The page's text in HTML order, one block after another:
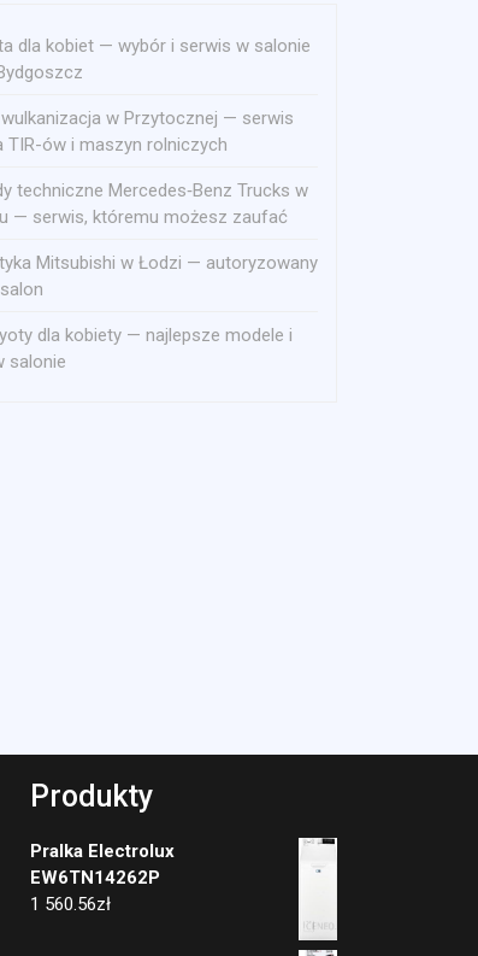
dla kobiet — wybór i serwis w salonie
w Przytocznej — serwis
TIR-ów i maszyn rolniczych
techniczne Mercedes‑Benz Trucks w
— serwis, któremu możesz zaufać
Mitsubishi w Łodzi — autoryzowany
dla kobiety — najlepsze modele i
salonie
Produkty
Pralka Electrolux
EW6TN14262P
1 560.56zł